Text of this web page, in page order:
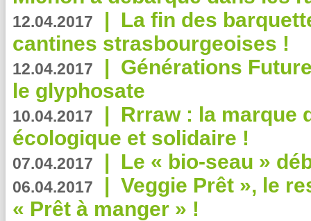
12.04.2017 | La fin des
cantines strasbourgeoises !
12.04.2017 | Générations
le glyphosate
10.04.2017 | Rrraw : la marque
écologique et solidaire !
07.04.2017 | Le « bio-seau »
06.04.2017 | Veggie Prêt », le
« Prêt à manger » !